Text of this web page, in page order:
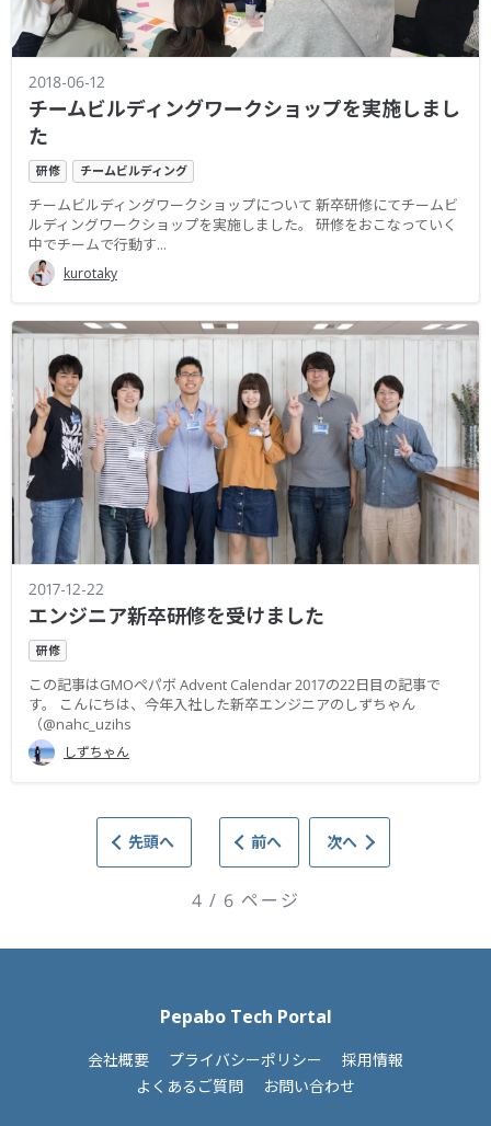
2018-06-12
チームビルディングワークショップを実施しまし
た
研修 チームビルディング
チームビルディングワークショップについて 新卒研修にてチームビ
ルディングワークショップを実施しました。 研修をおこなっていく
中でチームで行動す...
kurotaky
2017-12-22
エンジニア新卒研修を受けました
研修
この記事はGMOペパボ Advent Calendar 2017の22日目の記事で
す。 こんにちは、今年入社した新卒エンジニアのしずちゃん
（@nahc_uzihs
しずちゃん
先頭へ 前へ 次へ
4 / 6 ページ
Pepabo Tech Portal
会社概要 プライバシーポリシー
採用情報
よくあるご質問
お問い合わせ